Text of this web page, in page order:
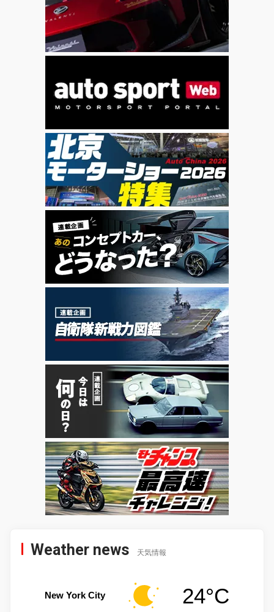
Weather news 天気情報
New York City 24°C